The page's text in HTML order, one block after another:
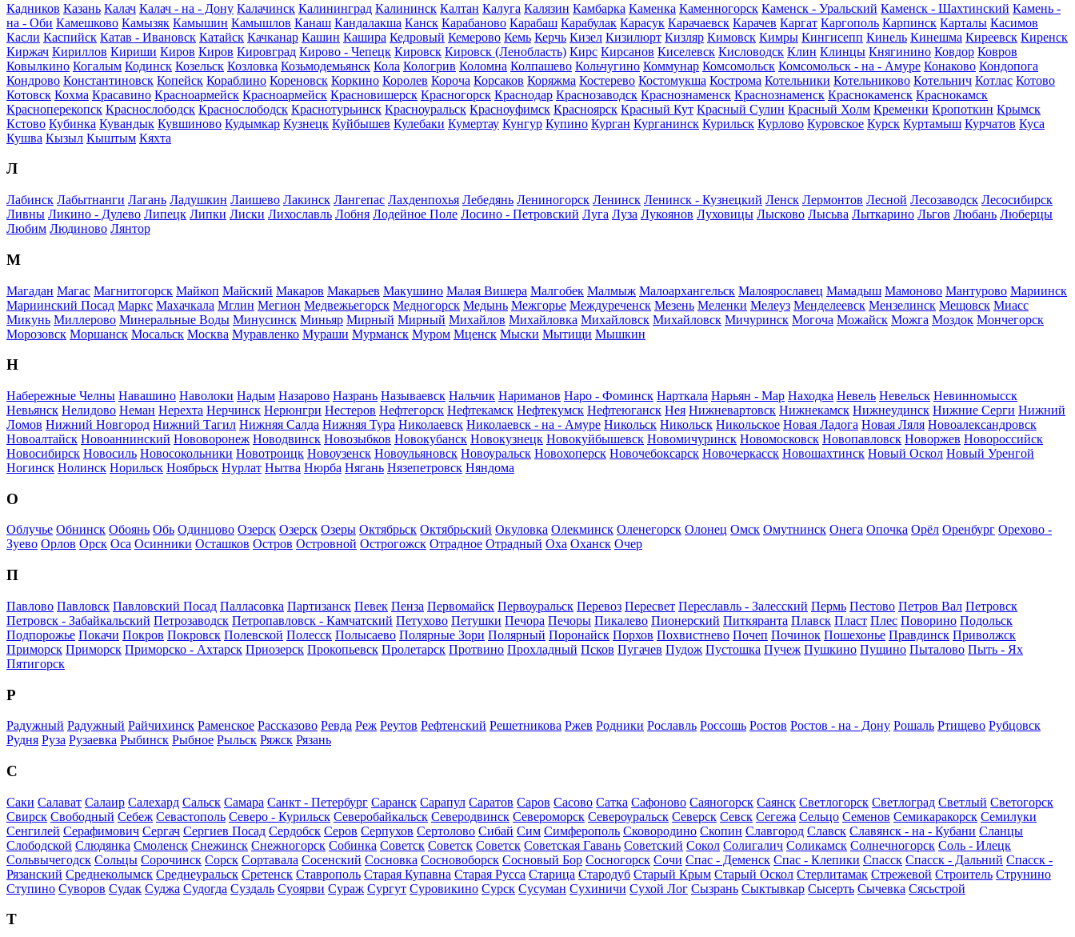
Кадников Казань Калач Калач - на - Дону Калачинск Калининград Калининск Калтан Калуга Калязин Камбарка Каменка Каменногорск Каменск - Уральский Каменск - Шахтинский Камень -
на - Оби Камешково Камызяк Камышин Камышлов Канаш Кандалакша Канск Карабаново Карабаш Карабулак Карасук Карачаевск Карачев Каргат Каргополь Карпинск Карталы Касимов
Касли Каспийск Катав - Ивановск Катайск Качканар Кашин Кашира Кедровый Кемерово Кемь Керчь Кизел Кизилюрт Кизляр Кимовск Кимры Кингисепп Кинель Кинешма Киреевск Киренск
Киржач Кириллов Кириши Киров Киров Кировград Кирово - Чепецк Кировск Кировск (Ленобласть) Кирс Кирсанов Киселевск Кисловодск Клин Клинцы Княгинино Ковдор Ковров
Ковылкино Когалым Кодинск Козельск Козловка Козьмодемьянск Кола Кологрив Коломна Колпашево Кольчугино Коммунар Комсомольск Комсомольск - на - Амуре Конаково Кондопога
Кондрово Константиновск Копейск Кораблино Кореновск Коркино Королев Короча Корсаков Коряжма Костерево Костомукша Кострома Котельники Котельниково Котельнич Котлас Котово
Котовск Кохма Красавино Красноармейск Красноармейск Красновишерск Красногорск Краснодар Краснозаводск Краснознаменск Краснознаменск Краснокаменск Краснокамск
Красноперекопск Краснослободск Краснослободск Краснотурьинск Красноуральск Красноуфимск Красноярск Красный Кут Красный Сулин Красный Холм Кременки Кропоткин Крымск
Кстово Кубинка Кувандык Кувшиново Кудымкар Кузнецк Куйбышев Кулебаки Кумертау Кунгур Купино Курган Курганинск Курильск Курлово Куровское Курск Куртамыш Курчатов Куса
Кушва Кызыл Кыштым Кяхта
Л
Лабинск Лабытнанги Лагань Ладушкин Лаишево Лакинск Лангепас Лахденпохья Лебедянь Лениногорск Ленинск Ленинск - Кузнецкий Ленск Лермонтов Лесной Лесозаводск Лесосибирск
Ливны Ликино - Дулево Липецк Липки Лиски Лихославль Лобня Лодейное Поле Лосино - Петровский Луга Луза Лукоянов Луховицы Лысково Лысьва Лыткарино Льгов Любань Люберцы
Любим Людиново Лянтор
М
Магадан Магас Магнитогорск Майкоп Майский Макаров Макарьев Макушино Малая Вишера Малгобек Малмыж Малоархангельск Малоярославец Мамадыш Мамоново Мантурово Мариинск
Мариинский Посад Маркс Махачкала Мглин Мегион Медвежьегорск Медногорск Медынь Межгорье Междуреченск Мезень Меленки Мелеуз Менделеевск Мензелинск Мещовск Миасс
Микунь Миллерово Минеральные Воды Минусинск Миньяр Мирный Мирный Михайлов Михайловка Михайловск Михайловск Мичуринск Могоча Можайск Можга Моздок Мончегорск
Морозовск Моршанск Мосальск Москва Муравленко Мураши Мурманск Муром Мценск Мыски Мытищи Мышкин
Н
Набережные Челны Навашино Наволоки Надым Назарово Назрань Называевск Нальчик Нариманов Наро - Фоминск Нарткала Нарьян - Мар Находка Невель Невельск Невинномысск
Невьянск Нелидово Неман Нерехта Нерчинск Нерюнгри Нестеров Нефтегорск Нефтекамск Нефтекумск Нефтеюганск Нея Нижневартовск Нижнекамск Нижнеудинск Нижние Серги Нижний
Ломов Нижний Новгород Нижний Тагил Нижняя Салда Нижняя Тура Николаевск Николаевск - на - Амуре Никольск Никольск Никольское Новая Ладога Новая Ляля Новоалександровск
Новоалтайск Новоаннинский Нововоронеж Новодвинск Новозыбков Новокубанск Новокузнецк Новокуйбышевск Новомичуринск Новомосковск Новопавловск Новоржев Новороссийск
Новосибирск Новосиль Новосокольники Новотроицк Новоузенск Новоульяновск Новоуральск Новохоперск Новочебоксарск Новочеркасск Новошахтинск Новый Оскол Новый Уренгой
Ногинск Нолинск Норильск Ноябрьск Нурлат Нытва Нюрба Нягань Нязепетровск Няндома
О
Облучье Обнинск Обоянь Обь Одинцово Озерск Озерск Озеры Октябрьск Октябрьский Окуловка Олекминск Оленегорск Олонец Омск Омутнинск Онега Опочка Орёл Оренбург Орехово -
Зуево Орлов Орск Оса Осинники Осташков Остров Островной Острогожск Отрадное Отрадный Оха Оханск Очер
П
Павлово Павловск Павловский Посад Палласовка Партизанск Певек Пенза Первомайск Первоуральск Перевоз Пересвет Переславль - Залесский Пермь Пестово Петров Вал Петровск
Петровск - Забайкальский Петрозаводск Петропавловск - Камчатский Петухово Петушки Печора Печоры Пикалево Пионерский Питкяранта Плавск Пласт Плес Поворино Подольск
Подпорожье Покачи Покров Покровск Полевской Полесск Полысаево Полярные Зори Полярный Поронайск Порхов Похвистнево Почеп Починок Пошехонье Правдинск Приволжск
Приморск Приморск Приморско - Ахтарск Приозерск Прокопьевск Пролетарск Протвино Прохладный Псков Пугачев Пудож Пустошка Пучеж Пушкино Пущино Пыталово Пыть - Ях
Пятигорск
Р
Радужный Радужный Райчихинск Раменское Рассказово Ревда Реж Реутов Рефтенский Решетникова Ржев Родники Рославль Россошь Ростов Ростов - на - Дону Рошаль Ртищево Рубцовск
Рудня Руза Рузаевка Рыбинск Рыбное Рыльск Ряжск Рязань
С
Саки Салават Салаир Салехард Сальск Самара Санкт - Петербург Саранск Сарапул Саратов Саров Сасово Сатка Сафоново Саяногорск Саянск Светлогорск Светлоград Светлый Светогорск
Свирск Свободный Себеж Севастополь Северо - Курильск Северобайкальск Северодвинск Североморск Североуральск Северск Севск Сегежа Сельцо Семенов Семикаракорск Семилуки
Сенгилей Серафимович Сергач Сергиев Посад Сердобск Серов Серпухов Сертолово Сибай Сим Симферополь Сковородино Скопин Славгород Славск Славянск - на - Кубани Сланцы
Слободской Слюдянка Смоленск Снежинск Снежногорск Собинка Советск Советск Советск Советская Гавань Советский Сокол Солигалич Соликамск Солнечногорск Соль - Илецк
Сольвычегодск Сольцы Сорочинск Сорск Сортавала Сосенский Сосновка Сосновоборск Сосновый Бор Сосногорск Сочи Спас - Деменск Спас - Клепики Спасск Спасск - Дальний Спасск -
Рязанский Среднеколымск Среднеуральск Сретенск Ставрополь Старая Купавна Старая Русса Старица Стародуб Старый Крым Старый Оскол Стерлитамак Стрежевой Строитель Струнино
Ступино Суворов Судак Суджа Судогда Суздаль Суоярви Сураж Сургут Суровикино Сурск Сусуман Сухиничи Сухой Лог Сызрань Сыктывкар Сысерть Сычевка Сясьстрой
Т